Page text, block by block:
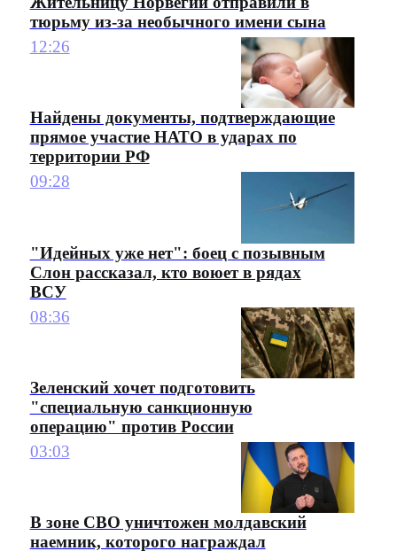
тюрьму из-за необычного имени сына
12:26
Найдены документы, подтверждающие
прямое участие НАТО в ударах по
территории РФ
09:28
"Идейных уже нет": боец с позывным
Слон рассказал, кто воюет в рядах
ВСУ
08:36
Зеленский хочет подготовить
"специальную санкционную
операцию" против России
03:03
В зоне СВО уничтожен молдавский
наемник, которого награждал